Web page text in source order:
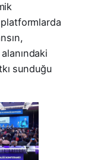
platformlarda
sunduğu